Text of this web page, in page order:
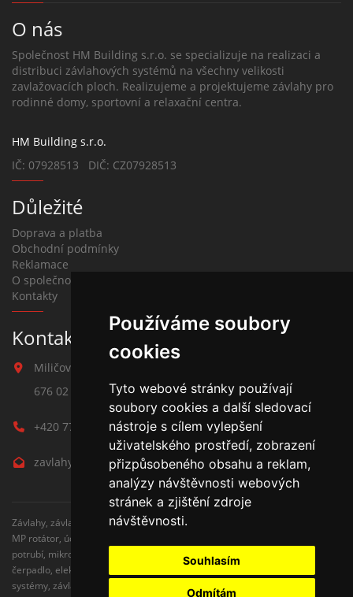
Používáme soubory
cookies
Tyto webové stránky používají
soubory cookies a další sledovací
nástroje s cílem vylepšení
uživatelského prostředí, zobrazení
přizpůsobeného obsahu a reklam,
analýzy návštěvnosti webových
stránek a zjištění zdroje
návštěvnosti.
Souhlasím
Odmítám
O nás
Společnost HM Building s.r.o. se specializuje na realizaci a
distribuci závlahových systémů na všechny velikosti
zavlažovacích ploch. Realizujeme a projektujeme závlahy pro
rodinné domy, sportovní a relaxační centra.
HM Building s.r.o.
IČ: 07928513 DIČ: CZ07928513
Důležité
Doprava a platba
Obchodní podmínky
Reklamace
O společnosti
Kontakty
Kontakt na závlahy
Miličova 541
676 02 Moravské Budějovice
+420 777 780 938
zavlahy@hmbuilding.cz
Závlahy, závlahové systémy, AZS, postřikovače, trysky, kapenkova závlaha,
MP rotátor, úderove postřikovače, automatické zavlažovaní, kapkovací
potrubí, mikrozávlaha, zahradní hadice, zahradní sloupky, Hunter,
čerpadlo, elektromagnetické ventily, zavlažovaní trávníku, zavlažovací
systémy, závlaha svépomocí, rozvodné potrubí, čidlo srážek